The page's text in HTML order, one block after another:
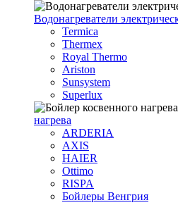
Водонагреватели
Termica
Thermex
Royal Thermo
Ariston
Sunsystem
Superlux
нагрева
ARDERIA
AXIS
HAIER
Ottimo
RISPA
Бойлеры Венгрия